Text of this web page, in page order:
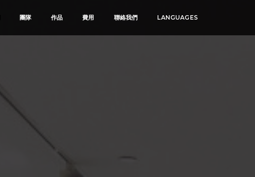
團隊 作品 費用 聯絡我們 LANGUAGES